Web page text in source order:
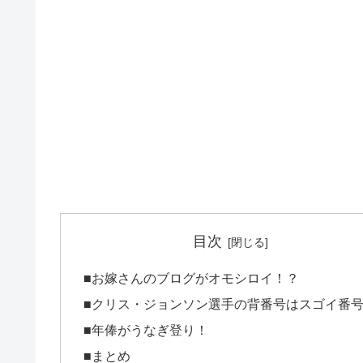
目次
■お嫁さんのブログがオモシロイ！？
■クリス・ジョンソン選手の背番号はスゴイ番
■年俸がうなぎ登り！
■まとめ